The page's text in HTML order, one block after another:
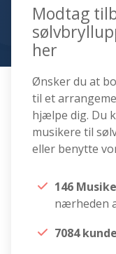
Modtag
her
Ønsker du at
til et
hjælpe dig. Du
musikere til
eller benytte
146
nærheden
7084